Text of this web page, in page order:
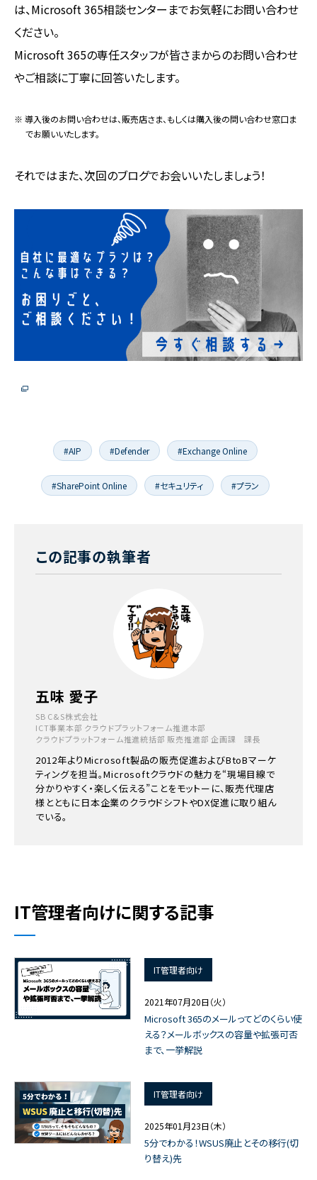
は、Microsoft 365相談センターまでお気軽にお問い合わせ
ください。
Microsoft 365の専任スタッフが皆さまからのお問い合わせ
やご相談に丁寧に回答いたします。
※ 導入後のお問い合わせは、販売店さま、もしくは購入後の問い合わせ窓口ま
でお願いいたします。
それではまた、次回のブログでお会いいたしましょう！
#AIP #Defender #Exchange Online
#SharePoint Online #セキュリティ #プラン
この記事の執筆者
五味 愛子
SB C&S株式会社
ICT事業本部 クラウドプラットフォーム推進本部
クラウドプラットフォーム推進統括部 販売推進部 企画課 課長
2012年よりMicrosoft製品の販売促進およびBtoBマーケ
ティングを担当。Microsoftクラウドの魅力を“現場目線で
分かりやすく・楽しく伝える”ことをモットーに、販売代理店
様とともに日本企業のクラウドシフトやDX促進に取り組ん
でいる。
IT管理者向けに関する記事
IT管理者向け
2021年07月20日（火）
Microsoft 365のメールってどのくらい使
える？メールボックスの容量や拡張可否
まで、一挙解説
IT管理者向け
2025年01月23日（木）
5分でわかる！WSUS廃止とその移行(切
り替え)先